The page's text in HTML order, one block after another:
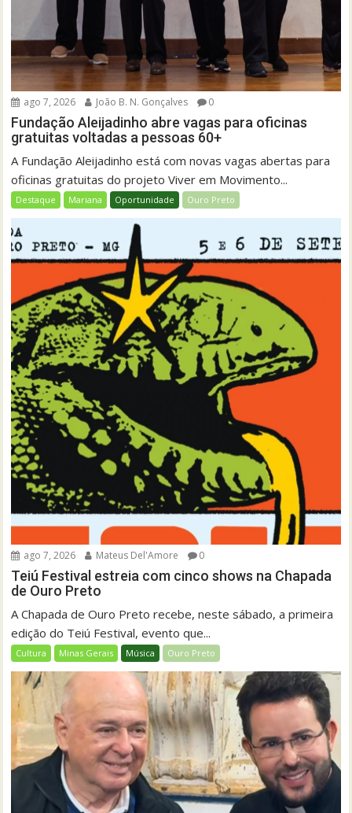
ago 7, 2026 João B. N. Gonçalves 0
Fundação Aleijadinho abre vagas para oficinas
gratuitas voltadas a pessoas 60+
A Fundação Aleijadinho está com novas vagas abertas para
oficinas gratuitas do projeto Viver em Movimento...
Destaque Mariana Oportunidade Ouro Preto
ago 7, 2026 Mateus Del'Amore 0
Teiú Festival estreia com cinco shows na Chapada
de Ouro Preto
A Chapada de Ouro Preto recebe, neste sábado, a primeira
edição do Teiú Festival, evento que...
Cultura Minas Gerais Música Ouro Preto